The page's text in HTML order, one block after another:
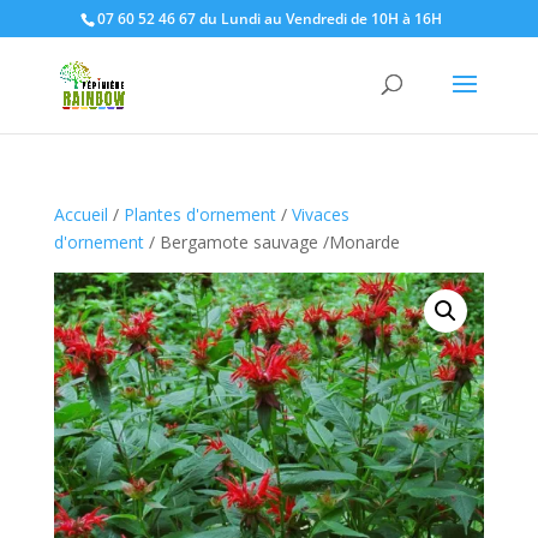
07 60 52 46 67 du Lundi au Vendredi de 10H à 16H
Accueil / Plantes d'ornement/ Vivaces
d'ornement/ Bergamote sauvage /Monarde